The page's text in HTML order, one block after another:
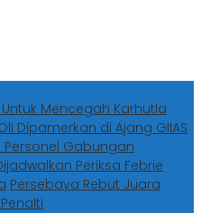
Mencegah Karhutla
Dipamerkan di Ajang GIIAS
Personel Gabungan
Periksa Febrie
Persebaya Rebut Juara